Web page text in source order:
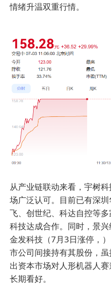
情绪升温双重行情。
从产业链联动来看，宇树
场广泛认可。目前已有深
飞、创世纪、科达自控等
科技达成合作。同时，景兴
金发科技（7月3日涨停，
市公司间接持有其股份，
出资本市场对人形机器人
长期看好。